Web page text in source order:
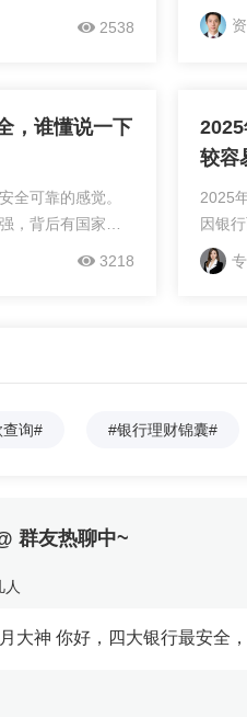
银行，它们分别
、中国农业银行、
2538
资金
是其
，谁懂说一下
全可靠的感觉。
，背后有国家信
全性上有较高保
办理业务很方
3218
较容
可以
‌2025
因银
体情
批的
推出
求‌。
询# #银行理财锦囊#
群友热聊中~
人
大神 你好，四大银行最安全